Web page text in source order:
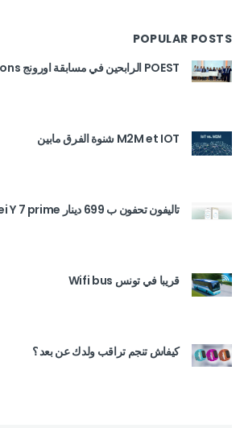
POPULAR POSTS
POEST الرابحين في مسابقة اورونج les applications
M2M et IOT شنوة الفرق مابين
تاليفون تحفون ب 699 دينار Huawei Y 7 prime
قريبا في تونس Wifi bus
كيفاش تنجم تراقب ولدك عن بعد ؟